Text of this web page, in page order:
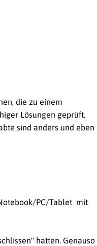
die zu einem
Lösungen geprüft.
sind anders und eben
PC/Tablet mit
hatten. Genauso